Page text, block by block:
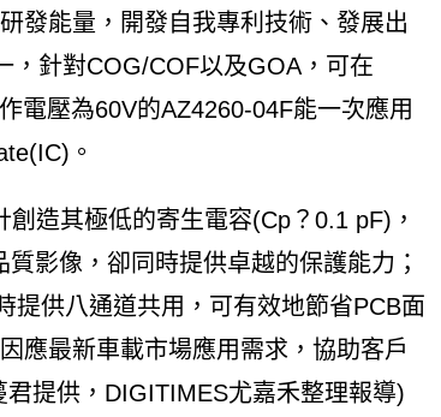
發能量，開發自我專利技術、發展出
，針對COG/COF以及GOA，可在
電壓為60V的AZ4260-04F能一次應用
。
造其極低的寄生電容(Cp？0.1 pF)，
影像，卻同時提供卓越的保護能力；
供八通道共用，可有效地節省PCB面
應最新車載市場應用需求，協助客戶
提供，DIGITIMES尤嘉禾整理報導)